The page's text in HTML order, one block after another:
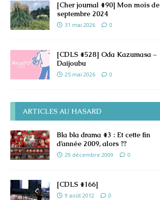
[Cher journal #90] Mon mois de
septembre 2024
31 mai 2026 0
[CDLS #528] Oda Kazumasa –
Daijoubu
25 mai 2026 0
ARTICLES AU HASARD
Bla bla drama #3 : Et cette fin
d’année 2009, alors ??
29 décembre 2009 0
[CDLS #166]
9 août 2012 0